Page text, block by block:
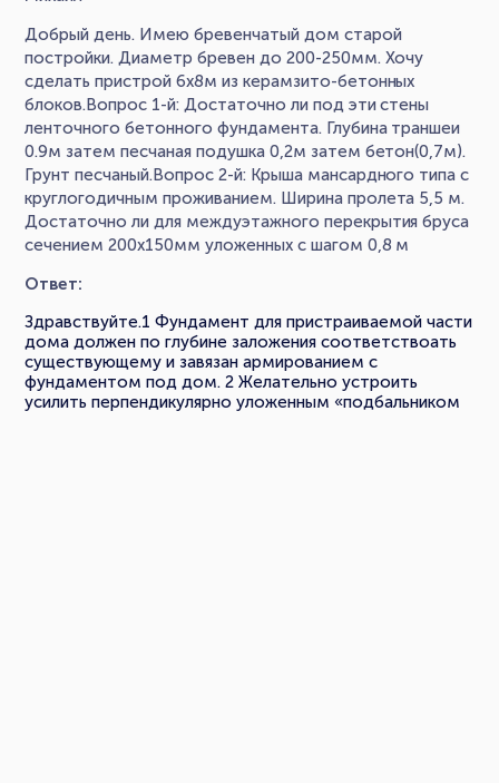
Добрый день. Имею бревенчатый дом старой
постройки. Диаметр бревен до 200-250мм. Хочу
сделать пристрой 6х8м из керамзито-бетонных
блоков.Вопрос 1-й: Достаточно ли под эти стены
ленточного бетонного фундамента. Глубина траншеи
0.9м затем песчаная подушка 0,2м затем бетон(0,7м).
Грунт песчаный.Вопрос 2-й: Крыша мансардного типа с
круглогодичным проживанием. Ширина пролета 5,5 м.
Достаточно ли для междуэтажного перекрытия бруса
сечением 200х150мм уложенных с шагом 0,8 м
Ответ:
Здравствуйте.1 Фундамент для пристраиваемой части
дома должен по глубине заложения соответствоать
существующему и завязан армированием с
фундаментом под дом. 2 Желательно устроить
усилить перпендикулярно уложенным «подбальником